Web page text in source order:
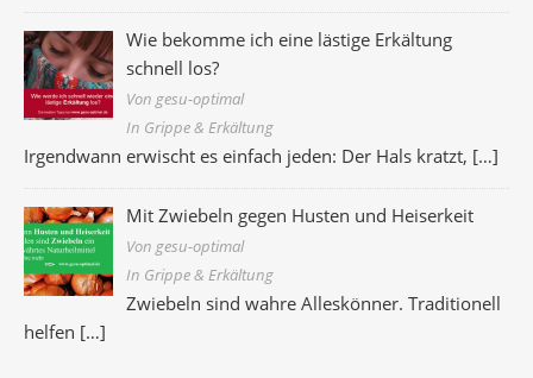
Wie bekomme ich eine lästige Erkältung
schnell los?
Von gesu-optimal
In Grippe & Erkältung
Irgendwann erwischt es einfach jeden: Der Hals kratzt, […]
Mit Zwiebeln gegen Husten und Heiserkeit
Von gesu-optimal
In Grippe & Erkältung
Zwiebeln sind wahre Alleskönner. Traditionell
helfen […]